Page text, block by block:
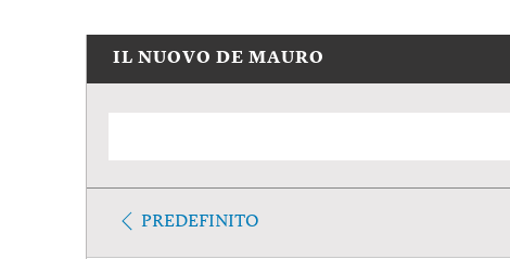
IL NUOVO DE MAURO
PREDEFINITO